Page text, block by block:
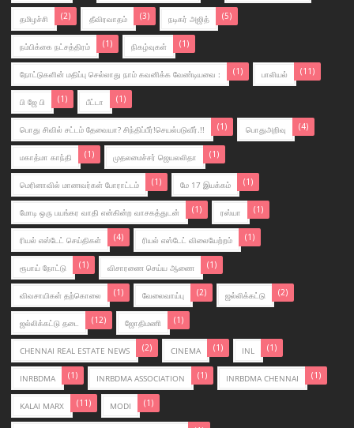
தமிழச்சி‬ (2) தீவிரவாதம் (3) நடிகர் அஜித் (5)
நம்பிக்கை நட்சத்திரம் (1) நிகழ்வுகள் (1)
நோட்டுகளின் மதிப்பு செல்லாது நாம் கவனிக்க வேண்டியவை : (1) பாலியல் (11)
பி ஜே பி (1) பீட்டா (1)
பொது சிவில் சட்டம் தேவையா? சிந்திப்பீர்!செயல்படுவீர்.!! (1) பொதுஅறிவு (4)
மகாத்மா காந்தி (1) முதலமைச்சர் ஜெயலலிதா (1)
மெரினாவில் மாணவர்கள் போராட்டம் (1) மே 17 இயக்கம் (1)
மோடி ஒரு பயங்கர வாதி என்கின்ற வாசகத்துடன் (1) ரஸ்யா (1)
ரியல் எஸ்டேட் செய்திகள் (4) ரியல் எஸ்டேட் விலையேற்றம் (1)
ரூபாய் நோட்டு (1) விசாரணை செய்ய ஆணை (1)
விவசாயிகள் தற்கொலை (1) வேலைவாய்பு (2) ஜ‌ல்லிக்க‌ட்டு (2)
ஜல்லிக்கட்டு தடை (12) ஜோதிமணி (1)
CHENNAI REAL ESTATE NEWS (2) CINEMA (1) INL (1)
INRBDMA (1) INRBDMA ASSOCIATION (1) INRBDMA CHENNAI (1)
KALAI MARX (11) MODI (1)